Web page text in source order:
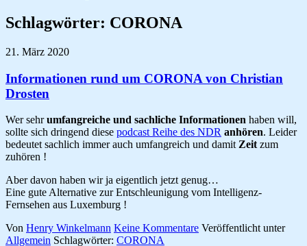
Schlagwörter: CORONA
21. März 2020
Informationen rund um CORONA von Christian
Drosten
Wer sehrumfangreiche und sachliche Informationen haben will,
sollte sich dringend diese podcast Reihe des NDR anhören. Leider
bedeutet sachlich immer auch umfangreich und damit Zeit zum
zuhören !
Aber davon haben wir ja eigentlich jetzt genug…
Eine gute Alternative zur Entschleunigung vom Intelligenz-
Fernsehen aus Luxemburg !
Von Henry Winkelmann Keine Kommentare Veröffentlicht unter
Allgemein Schlagwörter: CORONA